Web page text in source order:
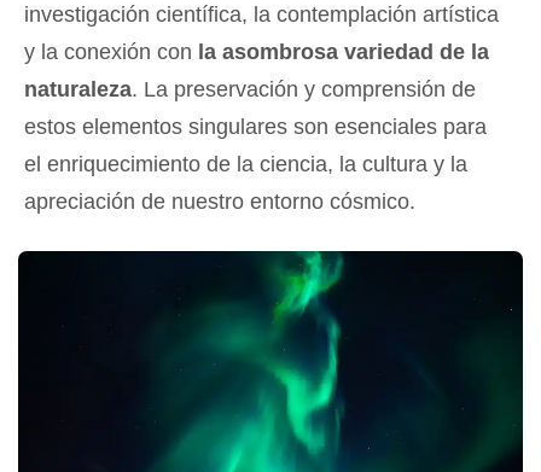
investigación científica, la contemplación artística
y la conexión con la asombrosa variedad de la
naturaleza. La preservación y comprensión de
estos elementos singulares son esenciales para
el enriquecimiento de la ciencia, la cultura y la
apreciación de nuestro entorno cósmico.